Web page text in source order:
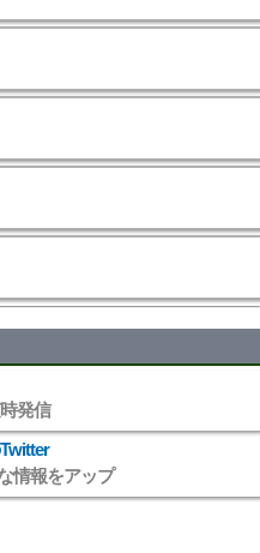
発信
情報をアップ